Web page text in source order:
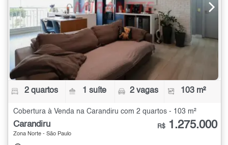
2 quartos 1 suíte 2 vagas 103 m²
Cobertura à Venda na Carandiru com 2 quartos - 103 m²
Carandiru
Zona Norte - São Paulo
R$ 1.275.000